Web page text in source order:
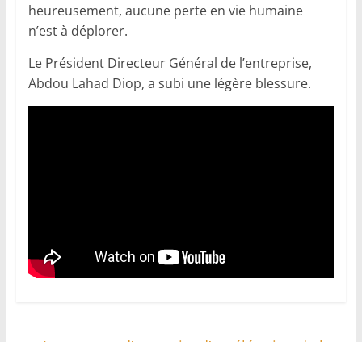
heureusement, aucune perte en vie humaine
n’est à déplorer.
Le Président Directeur Général de l’entreprise,
Abdou Lahad Diop, a subi une légère blessure.